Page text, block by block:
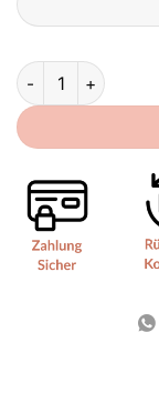
Boho Brautkleid